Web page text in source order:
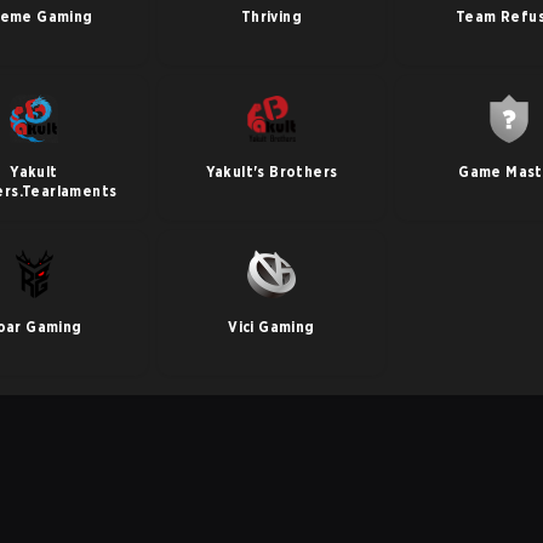
Gaming Thriving Team
Yakult
Yakult's Brothers Game
Gaming Vici Gaming